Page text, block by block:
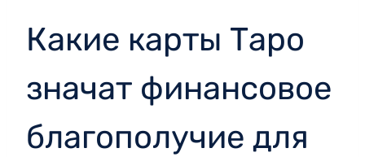
Какие карты Таро
значат финансовое
благополучие для